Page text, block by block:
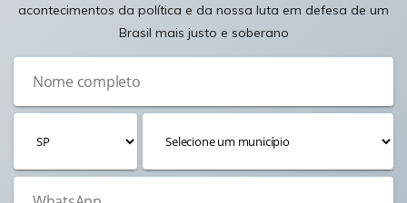
acontecimentos da política e da nossa luta em defesa de um
Brasil mais justo e soberano